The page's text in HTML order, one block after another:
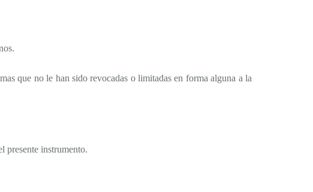
que no le han sido revocadas o limitadas en forma alguna a la
instrumento.